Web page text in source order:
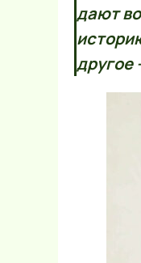
дают
другое